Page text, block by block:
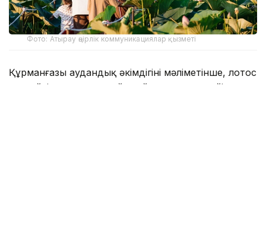
Фото: Атырау өңірлік коммуникациялар қызметі
Құрманғазы аудандық әкімдігінің мәліметінше, лотос
гүлдейтін алқап қыркүйек айының соңына дейін